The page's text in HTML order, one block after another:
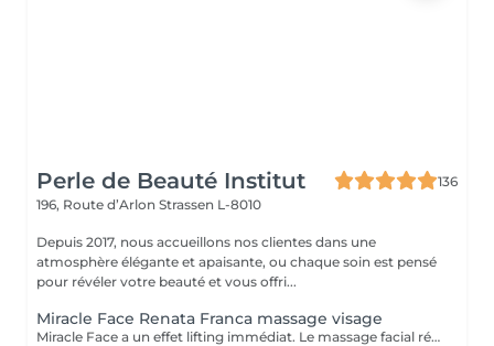
Perle de Beauté Institut
136
196, Route d’Arlon Strassen L-8010
Depuis 2017, nous accueillons nos clientes dans une
atmosphère élégante et apaisante, ou chaque soin est pensé
pour révéler votre beauté et vous offri...
Miracle Face Renata Franca massage visage
Miracle Face a un effet lifting immédiat. Le massage facial réduit les gonflements, accentue les formes du visage et favorise la revitalisation naturelle de la peau. La méthode Miracle Face by Renata França a pour fonction de drainer les dèmes et de redéfinir les contours du visage. Grâce à des manuvres de drainage lymphatique et de massage modelant, elle offre un résultat exceptionnel.